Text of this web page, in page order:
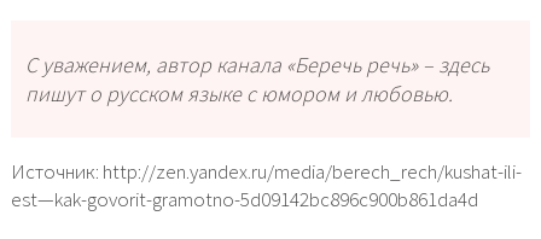
С уважением, автор канала «Беречь речь» – здесь
пишут о русском языке с юмором и любовью.
Источник: http://zen.yandex.ru/media/berech_rech/kushat-ili-
est—kak-govorit-gramotno-5d09142bc896c900b861da4d